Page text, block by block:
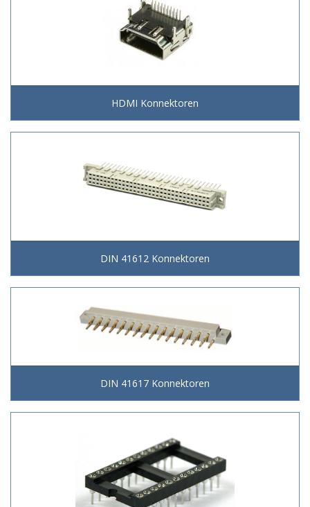
HDMI Konnektoren
DIN 41612 Konnektoren
DIN 41617 Konnektoren